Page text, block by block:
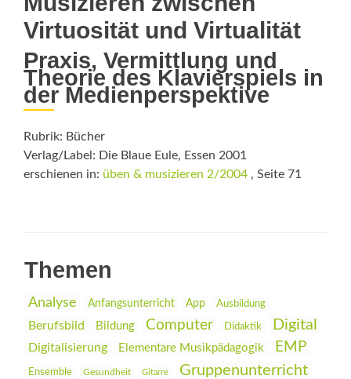
Virtuosität und Virtualität
Praxis, Vermittlung und
Theorie des Klavierspiels in
der Medienperspektive
Rubrik: Bücher
Verlag/Label: Die Blaue Eule, Essen 2001
erschienen in: üben & musizieren 2/2004 , Seite 71
Themen
Analyse Anfangsunterricht App Ausbildung
Berufsbild Bildung Computer Didaktik Digital
Digitalisierung Elementare Musikpädagogik EMP
Ensemble Gesundheit Gitarre Gruppenunterricht